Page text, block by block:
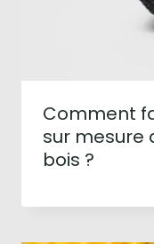
Comment
sur mesure
bois ?